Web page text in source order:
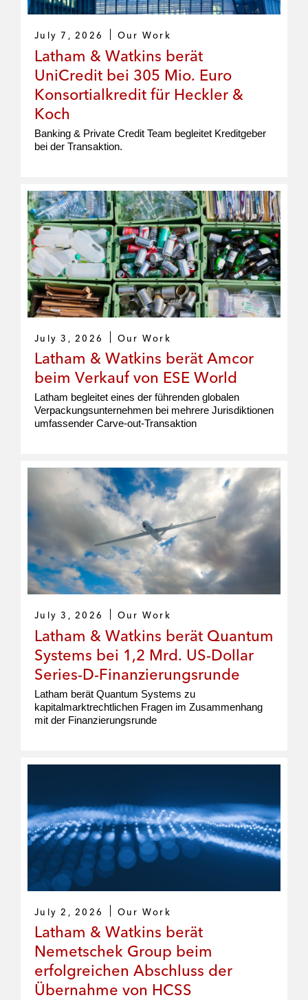
July 7, 2026 Our Work
Latham & Watkins berät
UniCredit bei 305 Mio. Euro
Konsortialkredit für Heckler &
Koch
Banking & Private Credit Team begleitet Kreditgeber
bei der Transaktion.
July 3, 2026 Our Work
Latham & Watkins berät Amcor
beim Verkauf von ESE World
Latham begleitet eines der führenden globalen
Verpackungsunternehmen bei mehrere Jurisdiktionen
umfassender Carve-out-Transaktion
July 3, 2026 Our Work
Latham & Watkins berät Quantum
Systems bei 1,2 Mrd. US-Dollar
Series-D-Finanzierungsrunde
Latham berät Quantum Systems zu
kapitalmarktrechtlichen Fragen im Zusammenhang
mit der Finanzierungsrunde
July 2, 2026 Our Work
Latham & Watkins berät
Nemetschek Group beim
erfolgreichen Abschluss der
Übernahme von HCSS